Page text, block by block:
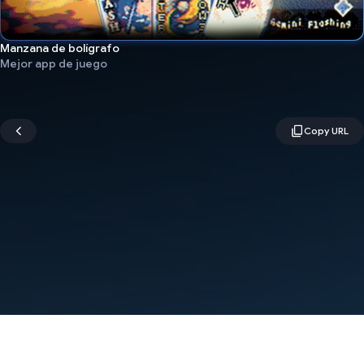
Manzana de bolígrafo
Mejor app de juego